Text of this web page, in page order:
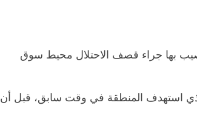
أُصيب بها جراء قصف الاحتلال محيط سوق
استهدف المنطقة في وقت سابق، قبل أن